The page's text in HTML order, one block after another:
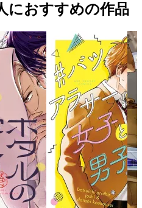
におすすめの作品